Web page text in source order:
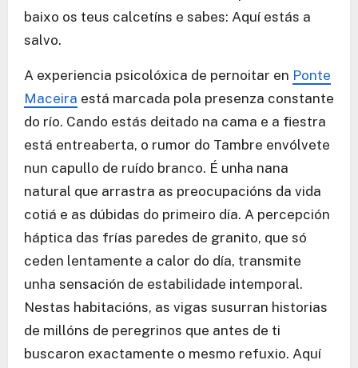
baixo os teus calcetíns e sabes: Aquí estás a
salvo.
A experiencia psicolóxica de pernoitar en Ponte
Maceira está marcada pola presenza constante
do río. Cando estás deitado na cama e a fiestra
está entreaberta, o rumor do Tambre envólvete
nun capullo de ruído branco. É unha nana
natural que arrastra as preocupacións da vida
cotiá e as dúbidas do primeiro día. A percepción
háptica das frías paredes de granito, que só
ceden lentamente a calor do día, transmite
unha sensación de estabilidade intemporal.
Nestas habitacións, as vigas susurran historias
de millóns de peregrinos que antes de ti
buscaron exactamente o mesmo refuxio. Aquí